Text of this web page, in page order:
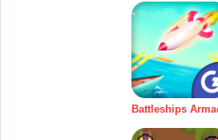
Battleships